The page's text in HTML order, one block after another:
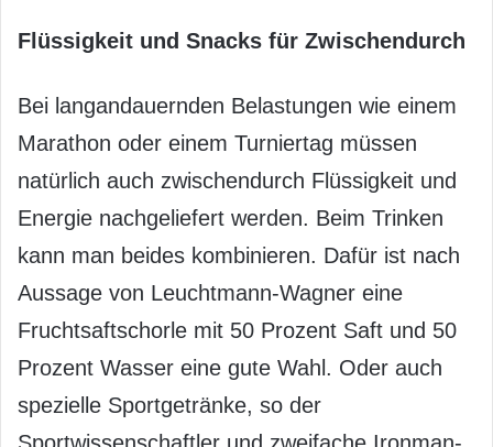
Flüssigkeit und Snacks für Zwischendurch
Bei langandauernden Belastungen wie einem
Marathon oder einem Turniertag müssen
natürlich auch zwischendurch Flüssigkeit und
Energie nachgeliefert werden. Beim Trinken
kann man beides kombinieren. Dafür ist nach
Aussage von Leuchtmann-Wagner eine
Fruchtsaftschorle mit 50 Prozent Saft und 50
Prozent Wasser eine gute Wahl. Oder auch
spezielle Sportgetränke, so der
Sportwissenschaftler und zweifache Ironman-